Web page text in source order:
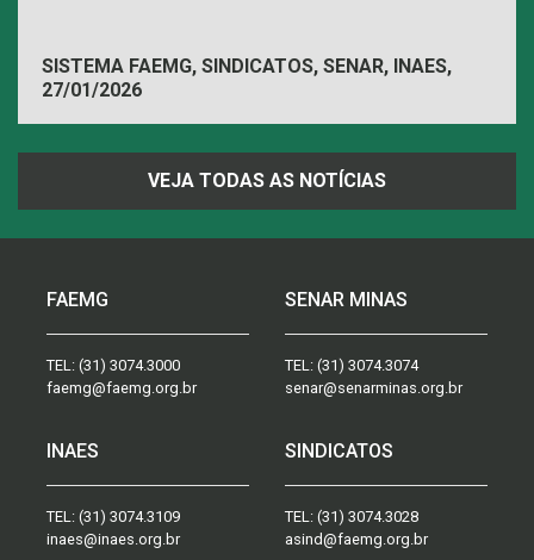
SISTEMA FAEMG, SINDICATOS, SENAR, INAES,
FAEMG
27/01/2026
VEJA TODAS AS NOTÍCIAS
FAEMG
TEL: (31) 3074.3000
faemg@faemg.org.br
SENAR MINAS
TEL: (31) 3074.3074
senar@senarminas.org.br
INAES
TEL: (31) 3074.3109
inaes@inaes.org.br
SINDICATOS
TEL: (31) 3074.3028
asind@faemg.org.br